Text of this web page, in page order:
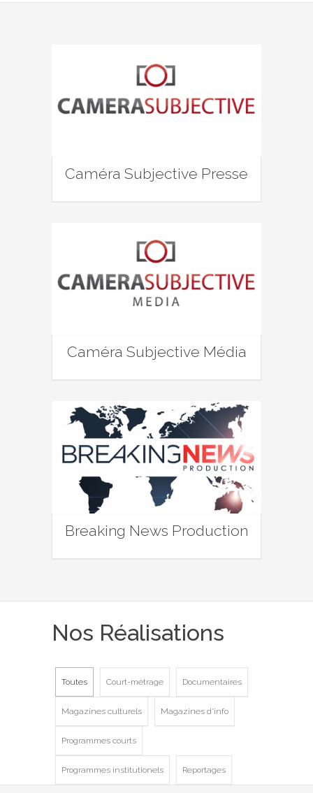
Caméra Subjective Presse
Caméra Subjective Média
Breaking News Production
Nos Réalisations
Toutes Court-métrage Documentaires
Magazines culturels Magazines d'info
Programmes courts
Programmes institutionels Reportages